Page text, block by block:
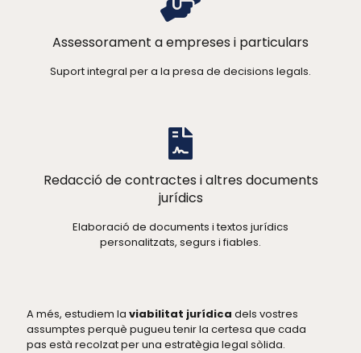
Assessorament a empreses i particulars
Suport integral per a la presa de decisions legals.
Redacció de contractes i altres documents
jurídics
Elaboració de documents i textos jurídics
personalitzats, segurs i fiables.
A més, estudiem la viabilitat jurídica dels vostres
assumptes perquè pugueu tenir la certesa que cada
pas està recolzat per una estratègia legal sòlida.